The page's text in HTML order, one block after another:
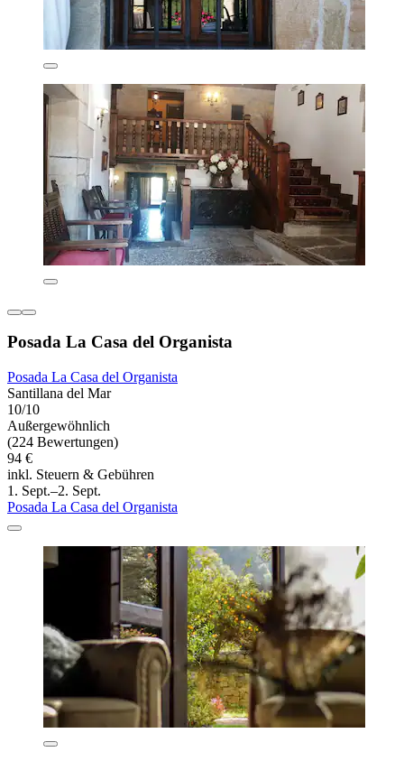
Posada La Casa del Organista
Posada La Casa del Organista
Santillana del Mar
10/10
Außergewöhnlich
(224 Bewertungen)
94 €
inkl. Steuern & Gebühren
1. Sept.–2. Sept.
Posada La Casa del Organista